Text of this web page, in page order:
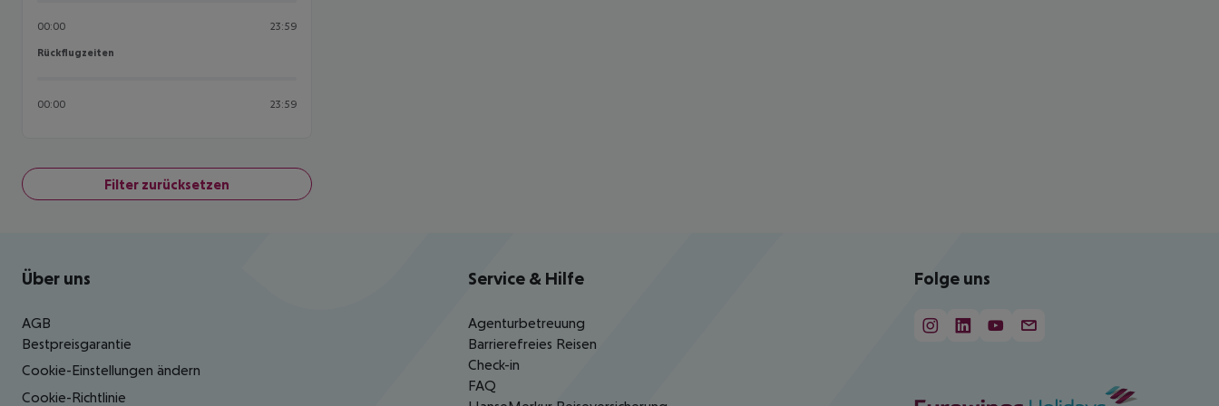
00:00 23:59
Rückflugzeiten
Rückflugzeiten
00:00 23:59
Filter zurücksetzen
Footer navigation
Über uns
AGB
Bestpreisgarantie
Cookie-Einstellungen ändern
Cookie-Richtlinie
Service & Hilfe
Agenturbetreuung
Barrierefreies Reisen
Check-in
FAQ
Folge uns